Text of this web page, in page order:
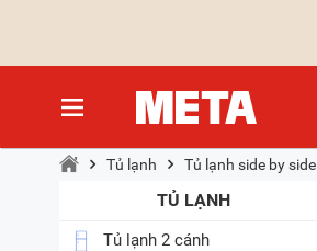
Tủ lạnh Tủ lạnh side by side
TỦ LẠNH
Tủ lạnh 2 cánh